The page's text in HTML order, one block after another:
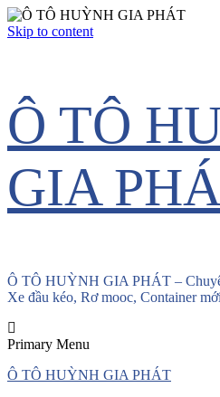
Skip to content
Ô TÔ
GIA
Ô TÔ HUỲNH GIA PHÁT –
Xe đầu kéo, Rơ mooc, Container
Primary Menu
Ô TÔ HUỲNH GIA PHÁT